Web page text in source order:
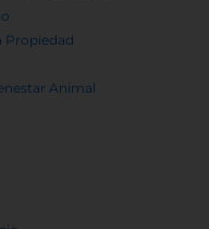
Propiedad
Animal